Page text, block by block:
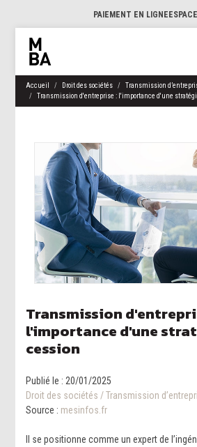
PAIEMENT EN LIGNE
Accueil Droit des sociétés
Transmission
Transmission d'entreprise : l'importance d'une
Transmission
l'importance d'une
cession
Publié le : 20/01/2025
Droit des sociétés /Transmission
Source : mesinfos.fr
Il se positionne comme un expert de